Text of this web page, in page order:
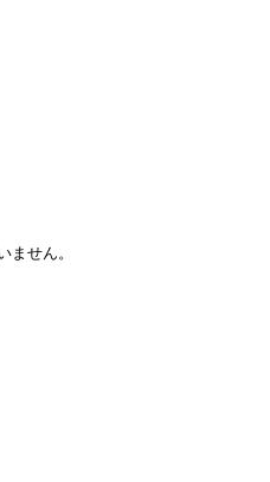
ません。